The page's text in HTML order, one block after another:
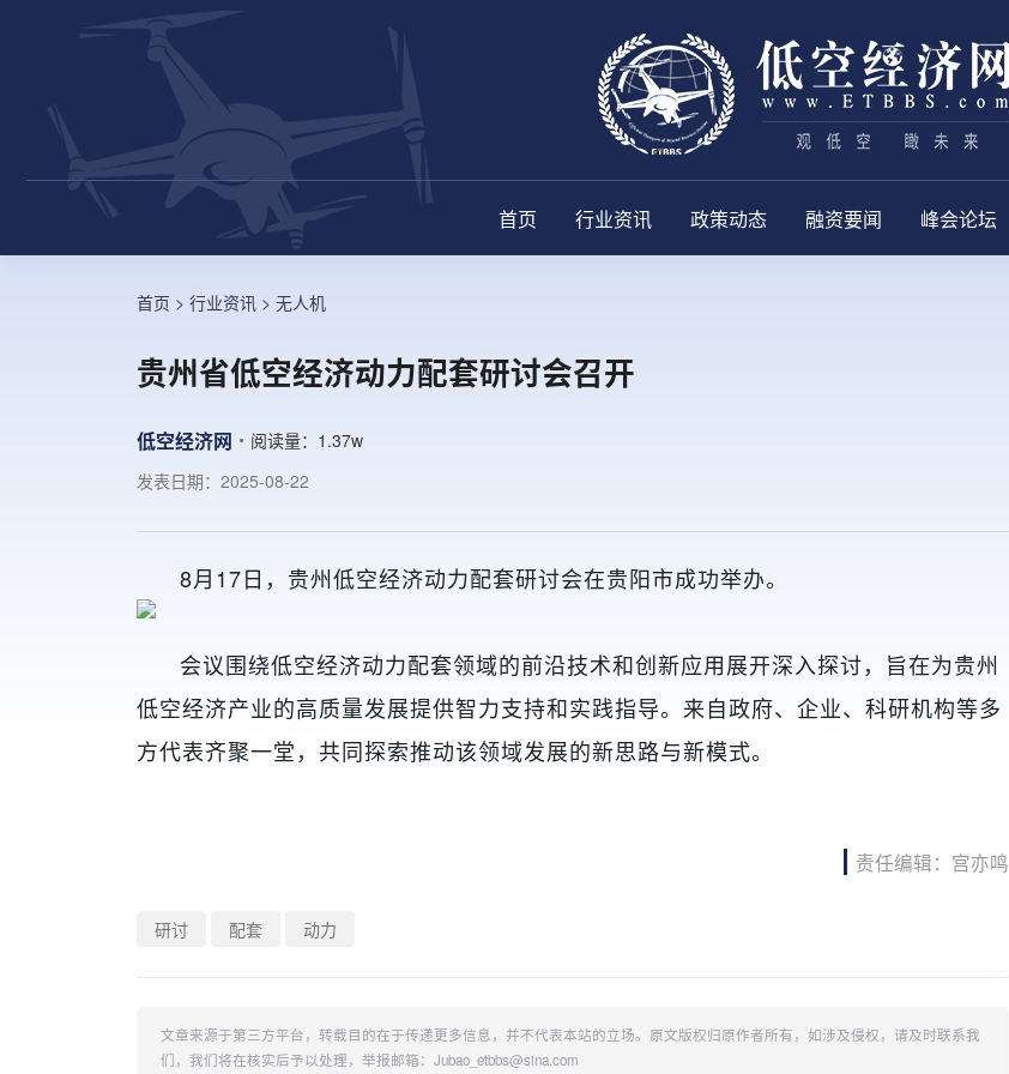
首页 行业资讯 政策动态 融资要闻 峰会论坛
首页 > 行业资讯 > 无人机
贵州省低空经济动力配套研讨会召开
低空经济网 阅读量： 1.37w
发表日期：2025-08-22
8月17日，贵州低空经济动力配套研讨会在贵阳市成功举办。
会议围绕低空经济动力配套领域的前沿技术和创新应用展开深入探讨，旨在为贵州
低空经济产业的高质量发展提供智力支持和实践指导。来自政府、企业、科研机构等多
方代表齐聚一堂，共同探索推动该领域发展的新思路与新模式。
责任编辑：宫亦鸣
研讨 配套 动力
文章来源于第三方平台，转载目的在于传递更多信息，并不代表本站的立场。原文版权归原作者所有，如涉及侵权，请及时联系我
们，我们将在核实后予以处理，举报邮箱：Jubao_etbbs@sina.com